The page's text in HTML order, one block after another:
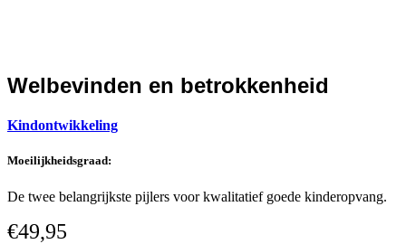
Welbevinden en betrokkenheid
Kindontwikkeling
Moeilijkheidsgraad:
De twee belangrijkste pijlers voor kwalitatief goede kinderopvang.
€49,95